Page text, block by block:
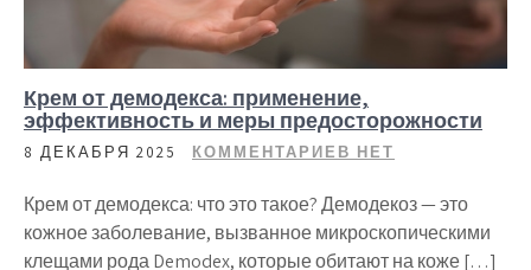
Крем от демодекса: применение,
эффективность и меры предосторожности
8 ДЕКАБРЯ 2025 КОММЕНТАРИЕВ НЕТ
Крем от демодекса: что это такое? Демодекоз — это
кожное заболевание, вызванное микроскопическими
клещами рода Demodex, которые обитают на коже […]